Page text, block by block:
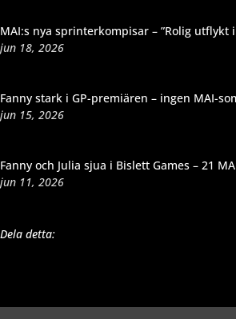
MAI:s nya sprinterkompisar – ”Rolig utflykt
jun 18, 2026
Fanny stark i GP-premiären – ingen MAI-
jun 15, 2026
Fanny och Julia sjua i Bislett Games – 21
jun 11, 2026
Dela detta: